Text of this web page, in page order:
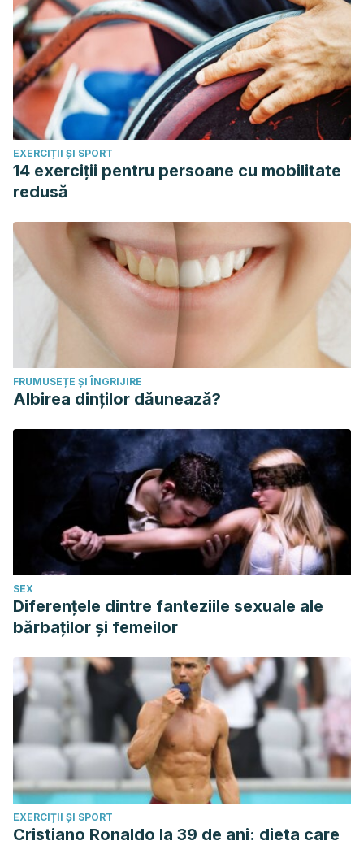
EXERCIȚII ȘI SPORT
14 exerciții pentru persoane cu mobilitate
redusă
FRUMUSEȚE ȘI ÎNGRIJIRE
Albirea dinților dăunează?
SEX
Diferențele dintre fanteziile sexuale ale
bărbaților și femeilor
EXERCIȚII ȘI SPORT
Cristiano Ronaldo la 39 de ani: dieta care